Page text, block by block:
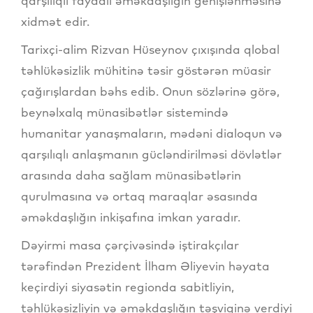
xidmət edir.
Tarixçi-alim Rizvan Hüseynov çıxışında qlobal
təhlükəsizlik mühitinə təsir göstərən müasir
çağırışlardan bəhs edib. Onun sözlərinə görə,
beynəlxalq münasibətlər sistemində
humanitar yanaşmaların, mədəni dialoqun və
qarşılıqlı anlaşmanın gücləndirilməsi dövlətlər
arasında daha sağlam münasibətlərin
qurulmasına və ortaq maraqlar əsasında
əməkdaşlığın inkişafına imkan yaradır.
Dəyirmi masa çərçivəsində iştirakçılar
tərəfindən Prezident İlham Əliyevin həyata
keçirdiyi siyasətin regionda sabitliyin,
təhlükəsizliyin və əməkdaşlığın təşviqinə verdiyi